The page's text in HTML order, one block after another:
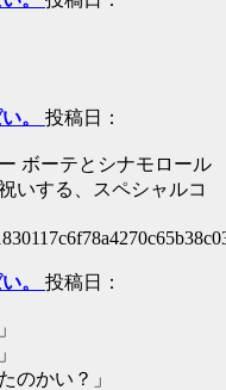
。 投稿日：
ボーテとシナモロール
いする、スペシャルコ
。 投稿日：
のかい？」